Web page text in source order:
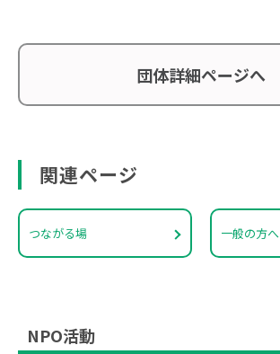
団体詳細ページへ
関連ページ
つながる場 一般の方へ
NPO活動